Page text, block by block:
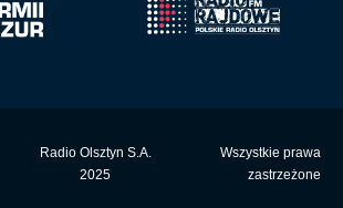
Radio Olsztyn S.A.
2025
Wszystkie prawa
zastrzeżone